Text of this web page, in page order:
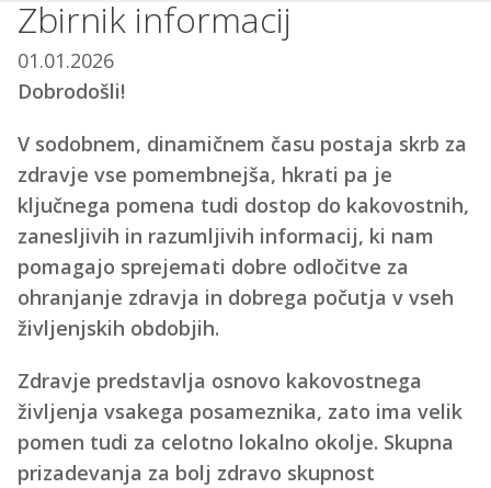
Zbirnik informacij
01.01.2026
Dobrodošli!
V sodobnem, dinamičnem času postaja skrb za
zdravje vse pomembnejša, hkrati pa je
ključnega pomena tudi dostop do kakovostnih,
zanesljivih in razumljivih informacij, ki nam
pomagajo sprejemati dobre odločitve za
ohranjanje zdravja in dobrega počutja v vseh
življenjskih obdobjih.
Zdravje predstavlja osnovo kakovostnega
življenja vsakega posameznika, zato ima velik
pomen tudi za celotno lokalno okolje. Skupna
prizadevanja za bolj zdravo skupnost